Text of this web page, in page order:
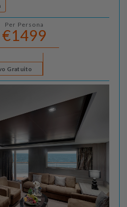
Per Persona
€1499
Gratuito